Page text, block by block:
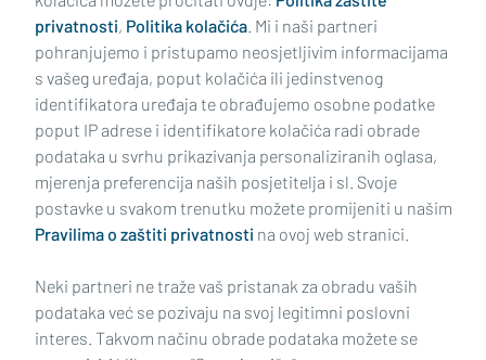
Impressum Uvjeti korištenja Politika privatnosti
Politika kolačića Kontakt Pritužbe Suradnici
Oglašavanje
RUBRIKE
privatnosti, Politika kolačića. Mi i naši partneri
pohranjujemo i pristupamo neosjetljivim informacijama
s vašeg uređaja, poput kolačića ili jedinstvenog
identifikatora uređaja te obrađujemo osobne podatke
poput IP adrese i identifikatore kolačića radi obrade
podataka u svrhu prikazivanja personaliziranih oglasa,
mjerenja preferencija naših posjetitelja i sl. Svoje
postavke u svakom trenutku možete promijeniti u našim
Pravilima o zaštiti privatnosti na ovoj web stranici.
Neki partneri ne traže vaš pristanak za obradu vaših
podataka već se pozivaju na svoj legitimni poslovni
interes. Takvom načinu obrade podataka možete se